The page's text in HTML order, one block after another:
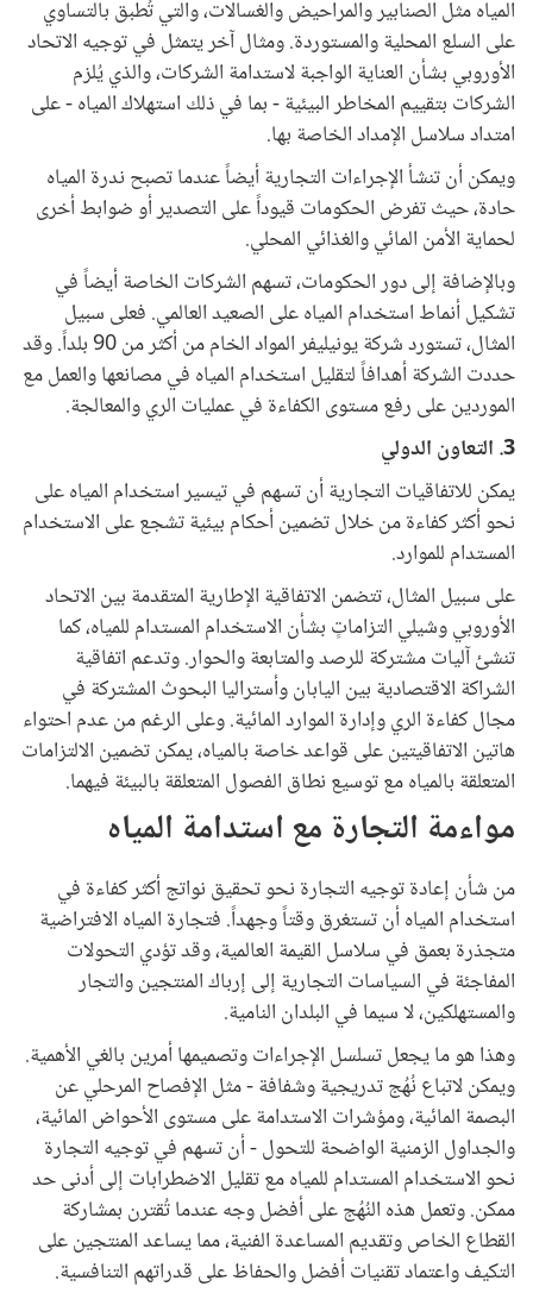
المياه مثل الصنابير والمراحيض والغسالات، والتي تُطبق بالتساوي
على السلع المحلية والمستوردة. ومثال آخر يتمثل في توجيه الاتحاد
الأوروبي بشأن العناية الواجبة لاستدامة الشركات، والذي يُلزم
الشركات بتقييم المخاطر البيئية - بما في ذلك استهلاك المياه - على
امتداد سلاسل الإمداد الخاصة بها.
ويمكن أن تنشأ الإجراءات التجارية أيضاً عندما تصبح ندرة المياه
حادة، حيث تفرض الحكومات قيوداً على التصدير أو ضوابط أخرى
لحماية الأمن المائي والغذائي المحلي.
وبالإضافة إلى دور الحكومات، تسهم الشركات الخاصة أيضاً في
تشكيل أنماط استخدام المياه على الصعيد العالمي. فعلى سبيل
المثال، تستورد شركة يونيليفر المواد الخام من أكثر من 90 بلداً. وقد
حددت الشركة أهدافاً لتقليل استخدام المياه في مصانعها والعمل مع
الموردين على رفع مستوى الكفاءة في عمليات الري والمعالجة.
3. التعاون الدولي
يمكن للاتفاقيات التجارية أن تسهم في تيسير استخدام المياه على
نحو أكثر كفاءة من خلال تضمين أحكام بيئية تشجع على الاستخدام
المستدام للموارد.
على سبيل المثال، تتضمن الاتفاقية الإطارية المتقدمة بين الاتحاد
الأوروبي وشيلي التزاماتٍ بشأن الاستخدام المستدام للمياه، كما
تنشئ آليات مشتركة للرصد والمتابعة والحوار. وتدعم اتفاقية
الشراكة الاقتصادية بين اليابان وأستراليا البحوث المشتركة في
مجال كفاءة الري وإدارة الموارد المائية. وعلى الرغم من عدم احتواء
هاتين الاتفاقيتين على قواعد خاصة بالمياه، يمكن تضمين الالتزامات
المتعلقة بالمياه مع توسيع نطاق الفصول المتعلقة بالبيئة فيهما.
مواءمة التجارة مع استدامة المياه
من شأن إعادة توجيه التجارة نحو تحقيق نواتج أكثر كفاءة في
استخدام المياه أن تستغرق وقتاً وجهداً. فتجارة المياه الافتراضية
متجذرة بعمق في سلاسل القيمة العالمية، وقد تؤدي التحولات
المفاجئة في السياسات التجارية إلى إرباك المنتجين والتجار
والمستهلكين، لا سيما في البلدان النامية.
وهذا هو ما يجعل تسلسل الإجراءات وتصميمها أمرين بالغي الأهمية.
ويمكن لاتباع نُهُج تدريجية وشفافة - مثل الإفصاح المرحلي عن
البصمة المائية، ومؤشرات الاستدامة على مستوى الأحواض المائية،
والجداول الزمنية الواضحة للتحول - أن تسهم في توجيه التجارة
نحو الاستخدام المستدام للمياه مع تقليل الاضطرابات إلى أدنى حد
ممكن. وتعمل هذه النُهُج على أفضل وجه عندما تُقترن بمشاركة
القطاع الخاص وتقديم المساعدة الفنية، مما يساعد المنتجين على
التكيف واعتماد تقنيات أفضل والحفاظ على قدراتهم التنافسية.